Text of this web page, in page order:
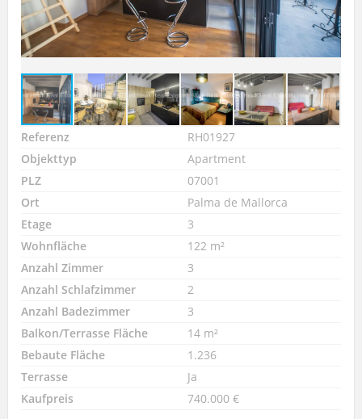
Referenz
RH01927
Objekttyp
Apartment
PLZ
07001
Ort
Palma de Mallorca
Etage
3
Wohnfläche
122 m²
Anzahl Zimmer
3
Anzahl Schlafzimmer
2
Anzahl Badezimmer
3
Balkon/Terrasse Fläche
14 m²
Bebaute Fläche
1.236
Terrasse
Ja
Kaufpreis
740.000 €